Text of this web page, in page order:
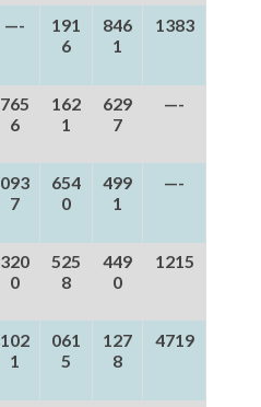
—-
191
6
846
1
1383
765
6
162
1
629
7
—-
093
7
654
0
499
1
—-
320
0
525
8
449
0
1215
102
1
061
5
127
8
4719